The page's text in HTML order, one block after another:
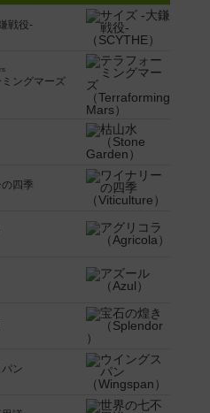
戦役-
ングマーズ
四季
ン